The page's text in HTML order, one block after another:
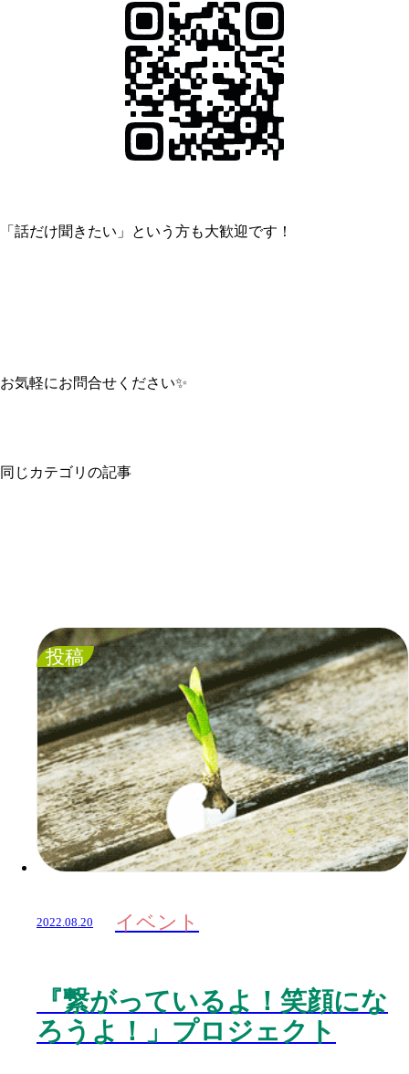
「話だけ聞きたい」という方も大歓迎です！
お気軽にお問合せください✨
同じカテゴリの記事
投稿
2022.08.20 イベント
『繋がっているよ！笑顔にな
ろうよ！」プロジェクト